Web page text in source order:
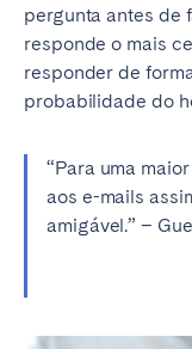
pergunta antes de
responde o mais
responder de
probabilidade do
“Para uma
aos e-mails
amigável.” –